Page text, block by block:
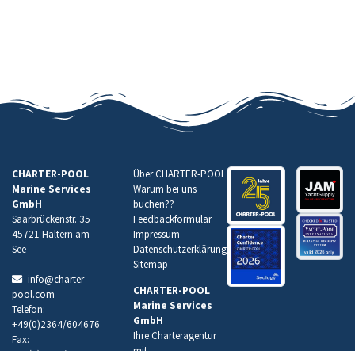
CHARTER-POOL
Marine Services
GmbH
Saarbrückenstr. 35
45721 Haltern am
See
info@charter-
pool.com
Telefon:
+49(0)2364/604676
Fax:
Über CHARTER-POOL
Warum bei uns
buchen??
Feedbackformular
Impressum
Datenschutzerklärung
Sitemap
CHARTER-POOL
Marine Services
GmbH
Ihre Charteragentur